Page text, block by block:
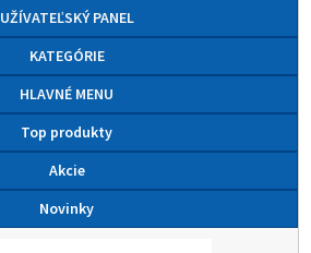
UŽÍVATEĽSKÝ PANEL
KATEGÓRIE
HLAVNÉ MENU
Top produkty
Akcie
Novinky